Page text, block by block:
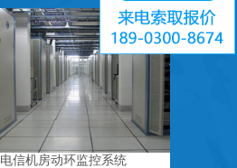
电信机房动环监控系统